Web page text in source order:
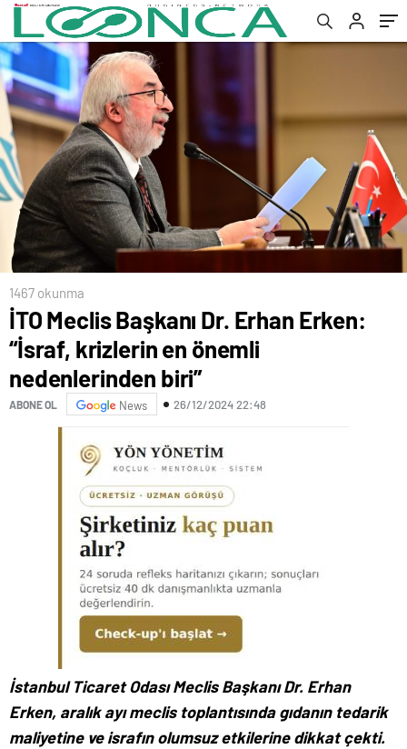
1467 okunma
İTO Meclis Başkanı Dr. Erhan Erken:
“İsraf, krizlerin en önemli
nedenlerinden biri”
ABONE OL News 26/12/2024 22:48
İstanbul Ticaret Odası Meclis Başkanı Dr. Erhan
Erken, aralık ayı meclis toplantısında gıdanın tedarik
maliyetine ve israfın olumsuz etkilerine dikkat çekti.